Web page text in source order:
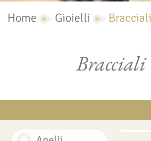
Home Gioielli Bracciali
Bracciali